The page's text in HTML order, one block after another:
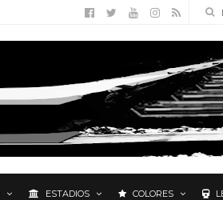
ESTADIOS COLORES